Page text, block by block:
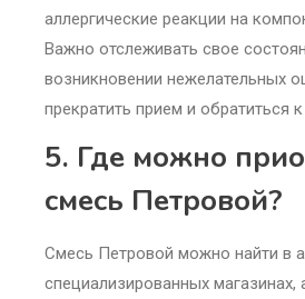
аллергические реакции на
Важно отслеживать свое
возникновении нежелательных
прекратить прием и обратиться к
5. Где можно
смесь Петровой?
Смесь Петровой можно найти в
специализированных магазинах,